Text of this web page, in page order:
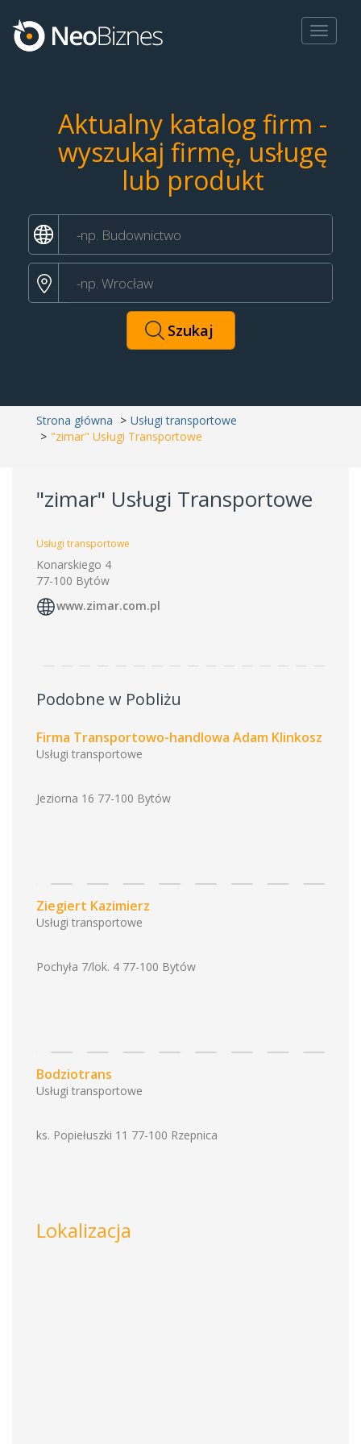
Toggle
Aktualny katalog firm -
wyszukaj firmę, usługę
lub produkt
Strona główna
Usługi transportowe
"zimar" Usługi Transportowe
"zimar" Usługi Transportowe
Usługi transportowe
Konarskiego 4
77-100 Bytów
www.zimar.com.pl
Podobne w Pobliżu
Firma Transportowo-handlowa Adam Klinkosz
Usługi transportowe
Jeziorna 16 77-100 Bytów
Ziegiert Kazimierz
Usługi transportowe
Pochyła 7/lok. 4 77-100 Bytów
Bodziotrans
Usługi transportowe
ks. Popiełuszki 11 77-100 Rzepnica
Lokalizacja